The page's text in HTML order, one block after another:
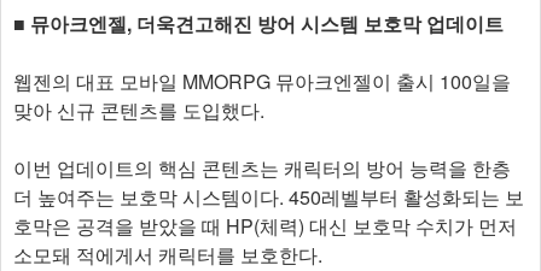
■ 뮤아크엔젤, 더욱견고해진 방어 시스템 보호막 업데이트
웹젠의 대표 모바일 MMORPG 뮤아크엔젤이 출시 100일을
맞아 신규 콘텐츠를 도입했다.
이번 업데이트의 핵심 콘텐츠는 캐릭터의 방어 능력을 한층
더 높여주는 보호막 시스템이다. 450레벨부터 활성화되는 보
호막은 공격을 받았을 때 HP(체력) 대신 보호막 수치가 먼저
소모돼 적에게서 캐릭터를 보호한다.